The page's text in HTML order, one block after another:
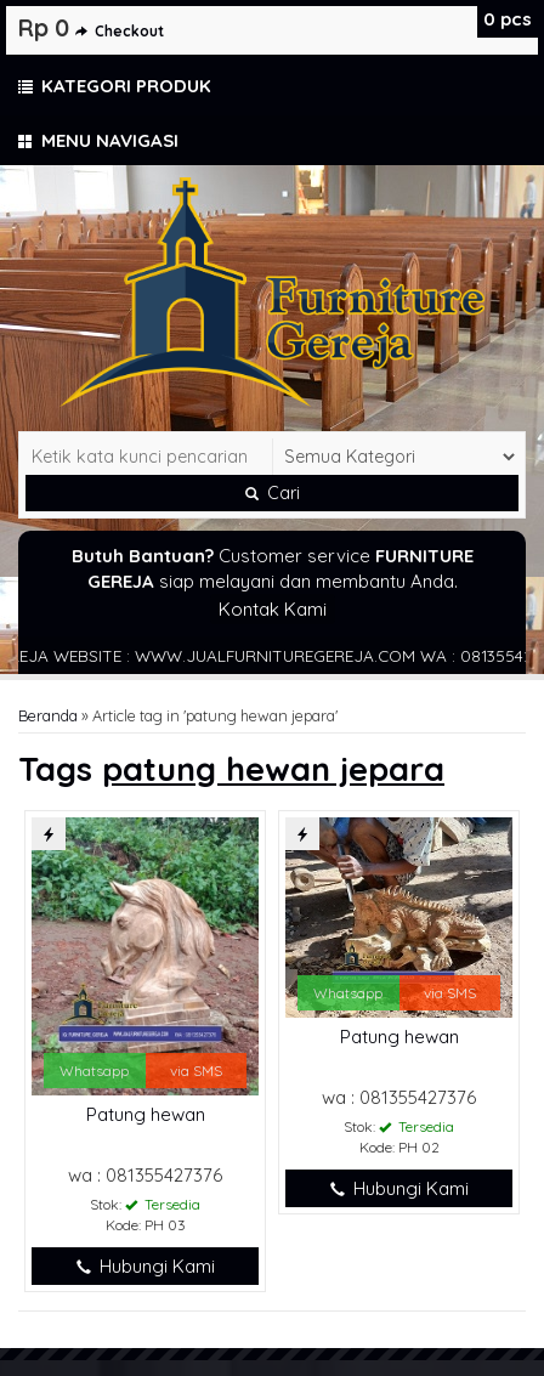
MENU NAVIGASI
Cari
Butuh Bantuan?Customer service FURNITURE
GEREJAsiap melayani dan membantu Anda.
Kontak Kami
WEBSITE : WWW.JUALFURNITUREGEREJA.COM WA : 081355427376
Beranda »Article tag in 'patung hewan jepara'
Tags patung hewan jepara
Whatsapp via SMS
Patung hewan
wa : 081355427376
Stok:
Tersedia
Kode: PH 03
Hubungi Kami
Whatsapp via SMS
Patung hewan
wa : 081355427376
Stok:
Tersedia
Kode: PH 02
Hubungi Kami
0 pcs
Rp 0 Checkout
KATEGORI PRODUK